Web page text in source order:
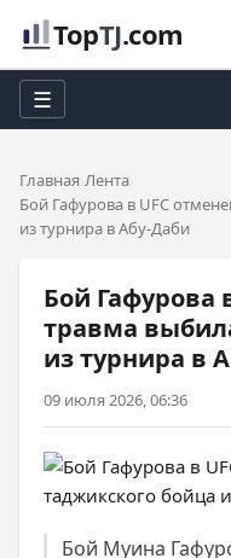
TopTJ.com
☰
Главная Лента
Бой Гафурова в UFC
из турнира в Абу-Даби
Бой Гафурова
травма
из турнира в
09 июля 2026, 06:36
Бой Муина